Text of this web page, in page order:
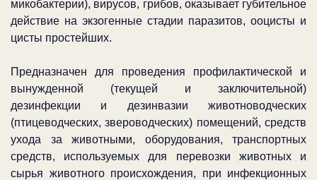
микобактерии), вирусов, грибов, оказывает губительное
действие на экзогенные стадии паразитов, ооцисты и
цисты простейших.
Предназначен для проведения профилактической и
вынужденной (текущей и заключительной)
дезинфекции и дезинвазии животноводческих
(птицеводческих, звероводческих) помещений, средств
ухода за животными, оборудования, транспортных
средств, используемых для перевозки животных и
сырья животного происхождения, при инфекционных